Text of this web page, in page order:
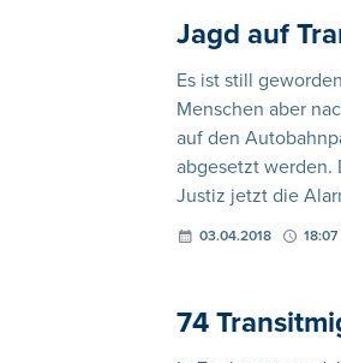
Jagd auf
Es ist still
Menschen aber
auf den
abgesetzt werden.
Justiz jetzt die
03.04.2018 18:07
74